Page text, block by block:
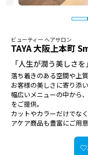
ビューティー ヘアサロン
TAYA 大阪上本町
「人生が潤う美しさを」
落ち着きのある空間や上
お客様の美しさに寄り添い
幅広いメニューの中から
をご提供。
カットやカラーだけでな
アケア商品も豊富にご用
♡